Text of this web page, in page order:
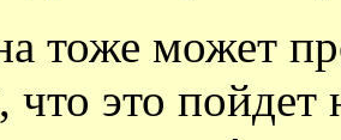
тоже может
что это